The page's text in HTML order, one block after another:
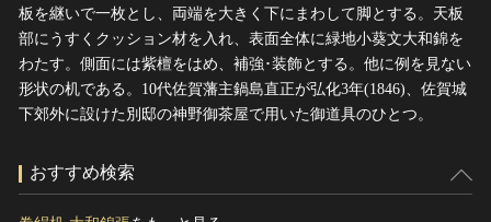
板を継いで一枚とし、両端を大きく下にまわして脚とする。天板
部にうすくクッション材を入れ、表面全体に緑地小葵文大和錦を
わたす。側面には紫檀をはめ、補強･装飾とする。他に例を見ない
形状の机である。10代佐賀藩主鍋島直正が弘化3年(1846)、佐賀城
下郊外に設けた別邸の神野御茶屋で用いた御道具のひとつ。
おすすめ検索